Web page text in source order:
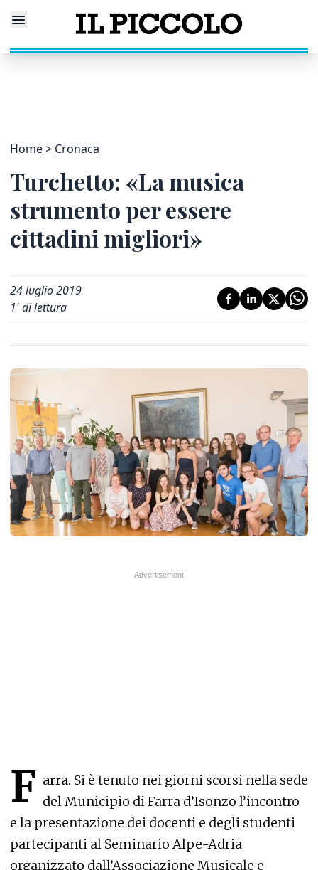
Home Cronaca
Turchetto: «La musica
strumento per essere
cittadini migliori»
24 luglio 2019
1' di lettura
F arra. Si è tenuto nei giorni scorsi nella sede
del Municipio di Farra d’Isonzo l’incontro
e la presentazione dei docenti e degli studenti
partecipanti al Seminario Alpe-Adria
organizzato dall’Associazione Musicale e